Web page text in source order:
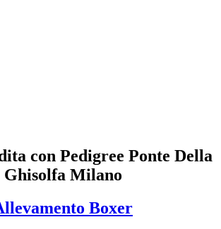
con Pedigree Ponte Della
Ghisolfa Milano
Boxer